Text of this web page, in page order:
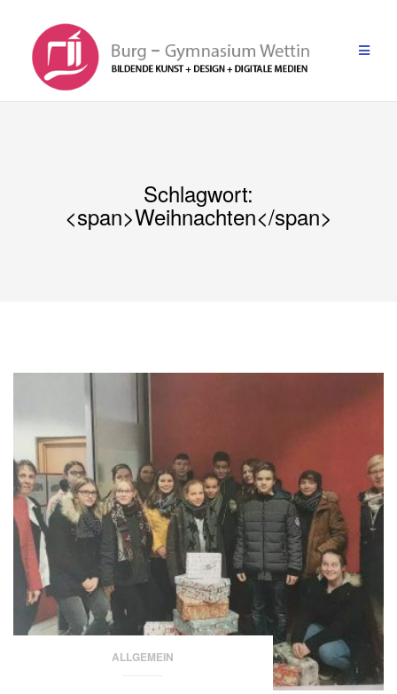
springen
Schlagwort:
<span>Weihnachten</span>
ALLGEMEIN